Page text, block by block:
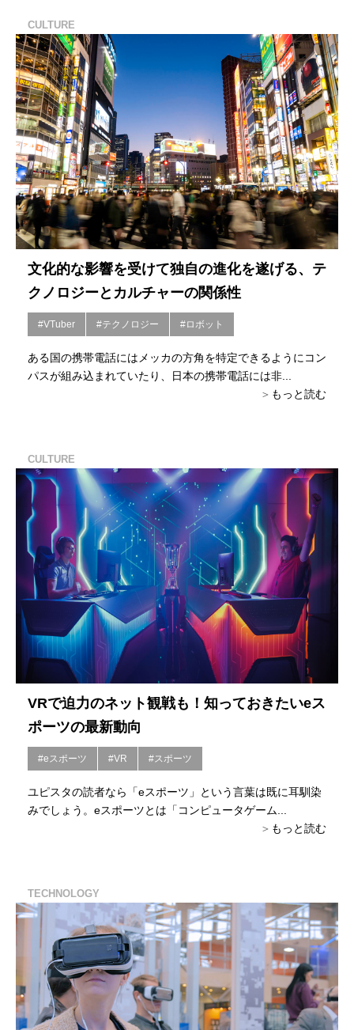
CULTURE
文化的な影響を受けて独自の進化を遂げる、テ
クノロジーとカルチャーの関係性
#VTuber #テクノロジー #ロボット
ある国の携帯電話にはメッカの方角を特定できるようにコン
パスが組み込まれていたり、日本の携帯電話には非...
もっと読む
CULTURE
VRで迫力のネット観戦も！知っておきたいeス
ポーツの最新動向
#eスポーツ #VR #スポーツ
ユピスタの読者なら「eスポーツ」という言葉は既に耳馴染
みでしょう。eスポーツとは「コンピュータゲーム...
もっと読む
TECHNOLOGY